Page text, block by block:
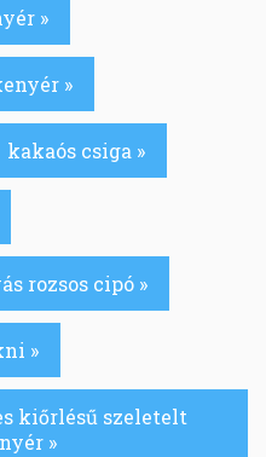
»
»
kakaós csiga »
rozsos cipó »
»
kiőrlésű szeletelt
»